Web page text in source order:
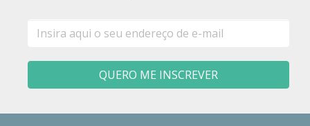
mail
QUERO ME INSCREVER